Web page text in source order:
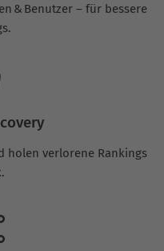
& Benutzer – für bessere
holen verlorene Rankings